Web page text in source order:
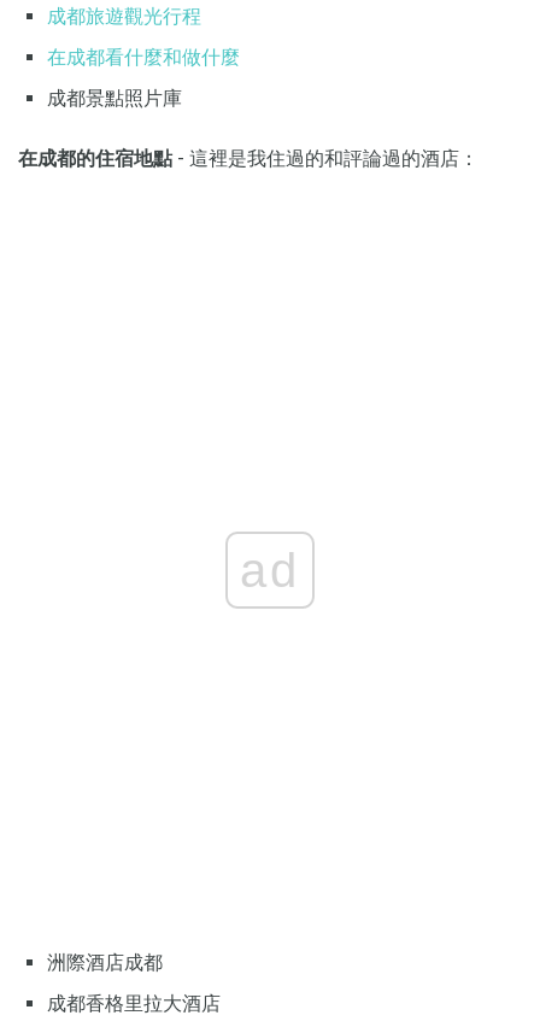
成都旅遊觀光行程
在成都看什麼和做什麼
成都景點照片庫
在成都的住宿地點 - 這裡是我住過的和評論過的酒店：
ad
洲際酒店成都
成都香格里拉大酒店